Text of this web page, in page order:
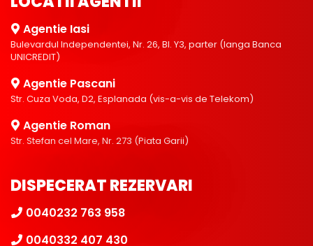
Agentie Iasi
Bulevardul Independentei, Nr. 26, Bl. Y3, parter (langa Banca
UNICREDIT)
Agentie Pascani
Str. Cuza Voda, D2, Esplanada (vis-a-vis de Telekom)
Agentie Roman
Str. Stefan cel Mare, Nr. 273 (Piata Garii)
DISPECERAT REZERVARI
0040232 763 958
0040332 407 430